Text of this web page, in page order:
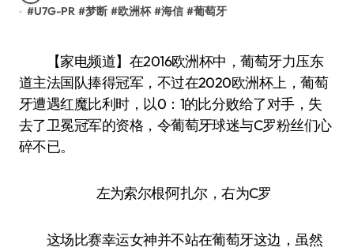
#U7G-PR #梦断 #欧洲杯 #海信 #葡萄牙
【家电频道】在2016欧洲杯中，葡萄牙力压东
道主法国队捧得冠军，不过在2020欧洲杯上，葡萄
牙遭遇红魔比利时，以0：1的比分败给了对手，失
去了卫冕冠军的资格，令葡萄牙球迷与C罗粉丝们心
碎不已。
左为索尔根·阿扎尔，右为C罗
这场比赛幸运女神并不站在葡萄牙这边，虽然